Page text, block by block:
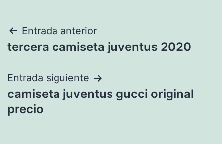
Navegación
de
entradas
Entrada anterior
tercera camiseta juventus 2020
Entrada siguiente
camiseta juventus gucci original
precio